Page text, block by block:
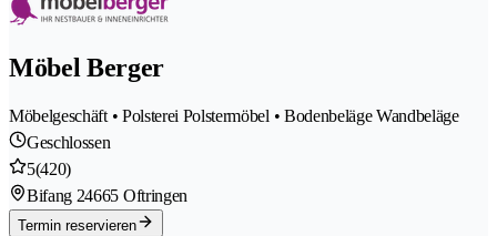
Möbel Berger
Möbelgeschäft • Polsterei Polstermöbel • Bodenbeläge Wandbeläge
Geschlossen
5(420)
Bifang 24665 Oftringen
Termin reservieren